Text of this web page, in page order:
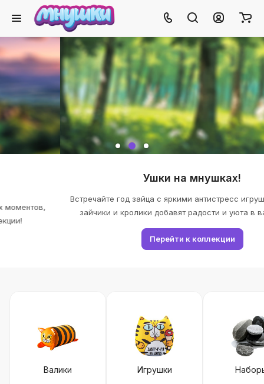
Ушки на мнушках!
Встречайте год зайца с яркими антистресс игрушками! Милые
зайчики и кролики добавят радости и уюта в вашу жизнь!
Перейти к коллекции
Валики Игрушки